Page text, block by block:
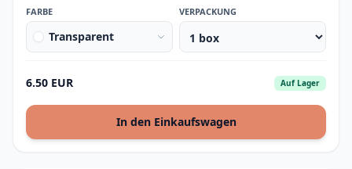
FARBE
Transparent
VERPACKUNG
6.50 EUR Auf Lager
In den Einkaufswagen